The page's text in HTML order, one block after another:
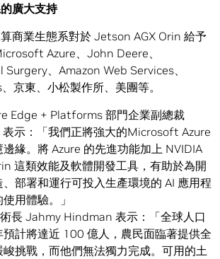
廣大支持
商業生態系對於 Jetson AGX Orin 給予
Azure、John Deere、
、Amazon Web Services、
京東、小松製作所、美團等。
Edge + Platforms 部門企業副總裁
表示：「我們正將強大的Microsoft Azure
緣。將 Azure 的先進功能加上 NVIDIA
這類效能及軟體開發工具，有助於為開
部署和運行可投入生產環境的 AI 應用程
用體驗。」
長 Jahmy Hindman 表示：「全球人口
計將達近 100 億人，農民面臨著提供全
挑戰，而他們無法獨力完成。可用的土